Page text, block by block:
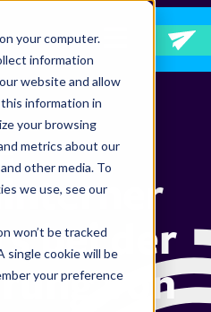
your computer.
information
website and allow
information in
your browsing
metrics about our
other media. To
we use, see our
won’t be tracked
single cookie will be
your preference
bei der
von